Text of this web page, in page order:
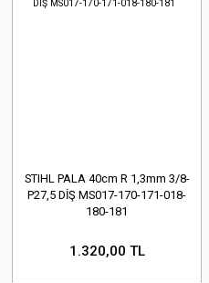
STIHL PALA 40cm R 1,3mm 3/8-
P27,5 DİŞ MS017-170-171-018-
180-181
1.320,00 TL